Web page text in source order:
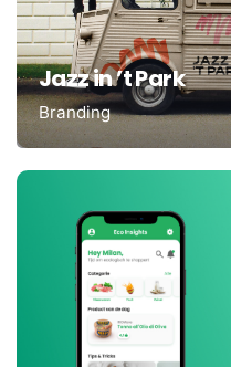
Jazz in ’t Park
Branding